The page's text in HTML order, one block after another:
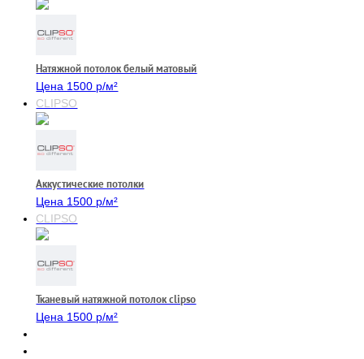
Натяжной потолок белый матовый
Цена 1500 р/м²
CLIPSO
Аккустические потолки
Цена 1500 р/м²
CLIPSO
Тканевый натяжной потолок clipso
Цена 1500 р/м²